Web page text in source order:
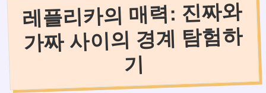
레플리카의 매력: 진짜와
가짜 사이의 경계 탐험하
기